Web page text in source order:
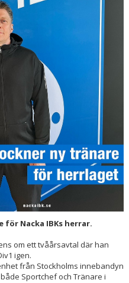
för Nacka IBKs herrar.
om ett tvåårsavtal där han
igen.
från Stockholms innebandyn
Sportchef och Tränare i